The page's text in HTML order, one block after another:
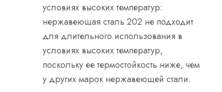
условиях высоких температур:
нержавеющая сталь 202 не подходит
для длительного использования в
условиях высоких температур,
поскольку ее термостойкость ниже, чем
у других марок нержавеющей стали.